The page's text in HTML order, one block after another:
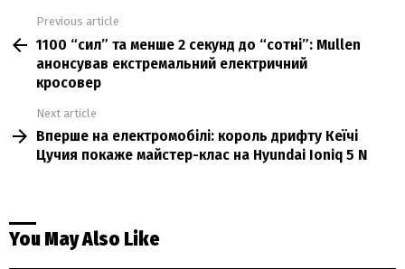
more
Previous article
1100 “сил” та менше 2 секунд до “сотні”: Mullen
анонсував екстремальний електричний
кросовер
Next article
Вперше на електромобілі: король дрифту Кеїчі
Цучия покаже майстер-клас на Hyundai Ioniq 5 N
You May Also Like